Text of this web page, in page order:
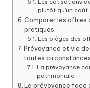
Les cotisations
plutôt qu’un coût
Comparer les offres
pratiques
Les pièges des
Prévoyance et vie
toutes
La prévoyance
patrimoniale
La prévoyance face